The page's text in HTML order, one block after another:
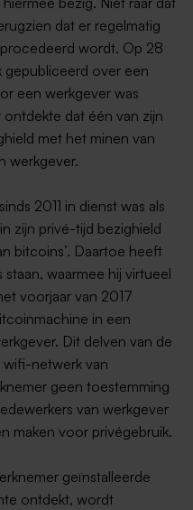
dat er regelmatig
wordt. Op 28
gepubliceerd over een
een werkgever was
dat één van zijn
met het minen van
werkgever.
2011 in dienst was als
zijn privé-tijd bezighield
bitcoins’. Daartoe heeft
waarmee hij virtueel
voorjaar van 2017
in een
Dit delven van de
wifi-netwerk van
geen toestemming
van werkgever
maken voor privégebruik.
geïnstalleerde
ontdekt, wordt